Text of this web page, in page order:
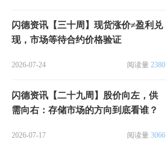
闪德资讯【三十周】现货涨价≠盈利兑
现，市场等待合约价格验证
2026-07-24 阅读量 2380
闪德资讯【二十九周】股价向左，供
需向右：存储市场的方向到底看谁？
2026-07-17 阅读量 3066